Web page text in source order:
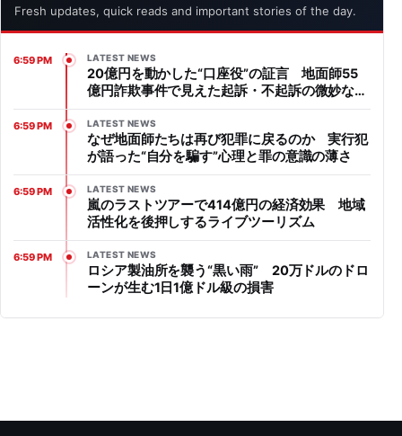
Fresh updates, quick reads and important stories of the day.
6:59 PM LATEST NEWS
20億円を動かした“口座役”の証言 地面師55
億円詐欺事件で見えた起訴・不起訴の微妙なラ
イン
6:59 PM LATEST NEWS
なぜ地面師たちは再び犯罪に戻るのか 実行犯
が語った“自分を騙す”心理と罪の意識の薄さ
6:59 PM LATEST NEWS
嵐のラストツアーで414億円の経済効果 地域
活性化を後押しするライブツーリズム
6:59 PM LATEST NEWS
ロシア製油所を襲う“黒い雨” 20万ドルのドロ
ーンが生む1日1億ドル級の損害